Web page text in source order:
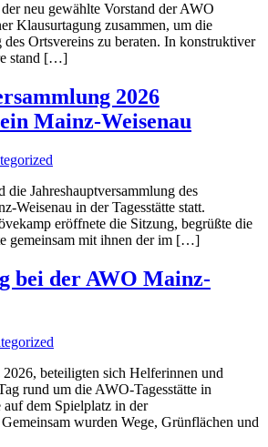
neu gewählte Vorstand der AWO
Klausurtagung zusammen, um die
Ortsvereins zu beraten. In konstruktiver
stand […]
2026
Mainz‑Weisenau
Jahreshauptversammlung des
in der Tagesstätte statt.
eröffnete die Sitzung, begrüßte die
gemeinsam mit ihnen der im […]
bei der AWO Mainz-
beteiligten sich Helferinnen und
rund um die AWO‑Tagesstätte in
auf dem Spielplatz in der
wurden Wege, Grünflächen und